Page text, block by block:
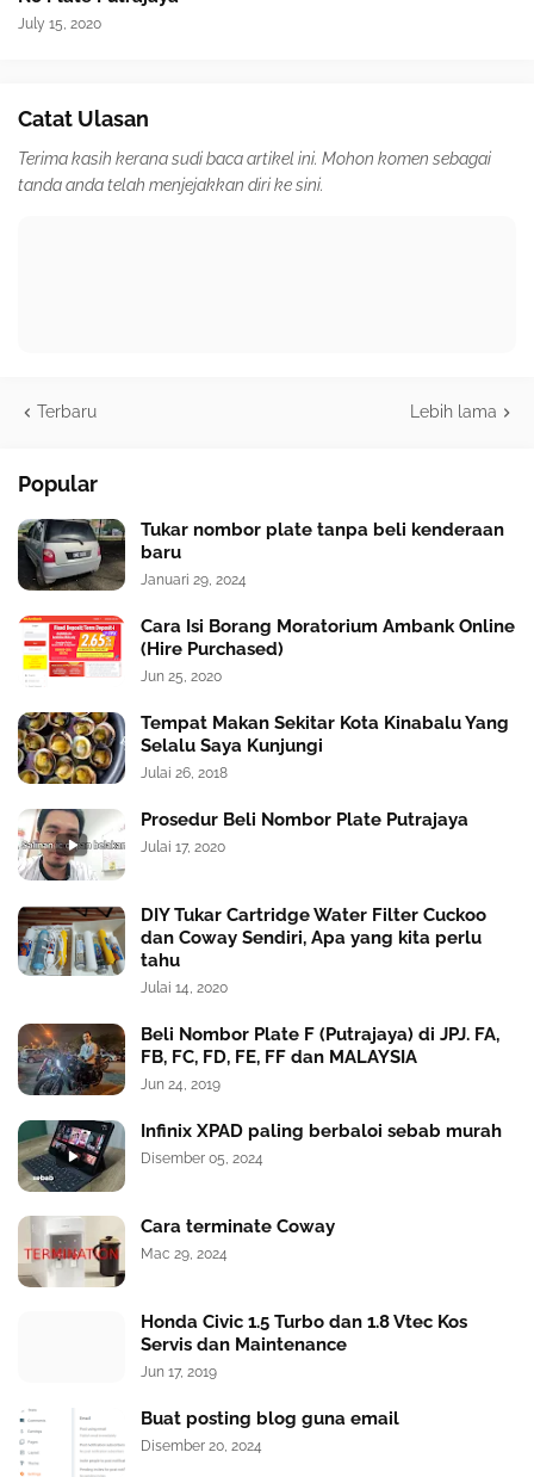
July 15, 2020
Catat Ulasan
Terima kasih kerana sudi baca artikel ini. Mohon komen sebagai
tanda anda telah menjejakkan diri ke sini.
Terbaru Lebih lama
Popular
Tukar nombor plate tanpa beli kenderaan
baru
Januari 29, 2024
Cara Isi Borang Moratorium Ambank Online
(Hire Purchased)
Jun 25, 2020
Tempat Makan Sekitar Kota Kinabalu Yang
Selalu Saya Kunjungi
Julai 26, 2018
Prosedur Beli Nombor Plate Putrajaya
Julai 17, 2020
DIY Tukar Cartridge Water Filter Cuckoo
dan Coway Sendiri, Apa yang kita perlu
tahu
Julai 14, 2020
Beli Nombor Plate F (Putrajaya) di JPJ. FA,
FB, FC, FD, FE, FF dan MALAYSIA
Jun 24, 2019
Infinix XPAD paling berbaloi sebab murah
Disember 05, 2024
Cara terminate Coway
Mac 29, 2024
Honda Civic 1.5 Turbo dan 1.8 Vtec Kos
Servis dan Maintenance
Jun 17, 2019
Buat posting blog guna email
Disember 20, 2024